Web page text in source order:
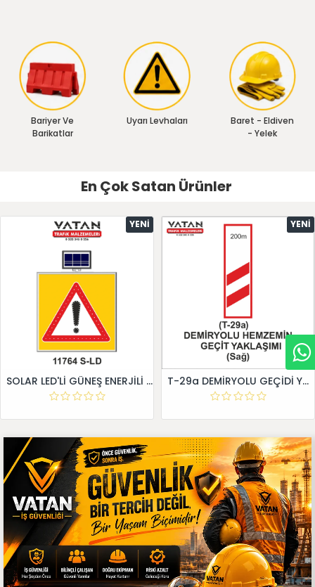
Bariyer Ve
Barikatlar
Uyarı Levhaları
Baret - Eldiven
- Yelek
En Çok Satan Ürünler
YENI
SOLAR LED'Lİ GÜNEŞ ENERJİLİ LEVHA
YENI
T-29a DEMİRYOLU GEÇİDİ YAKLAŞIM LEVHALARI (Sağ)